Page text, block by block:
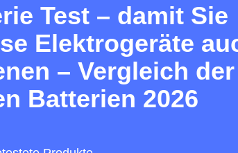
Test – damit Sie
Elektrogeräte
– Vergleich der
Batterien 2026